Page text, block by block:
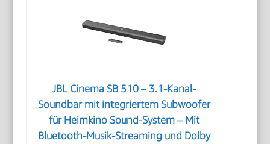
JBL Cinema SB 510 – 3.1-Kanal-
Soundbar mit integriertem Subwoofer
für Heimkino Sound-System – Mit
Bluetooth-Musik-Streaming und Dolby